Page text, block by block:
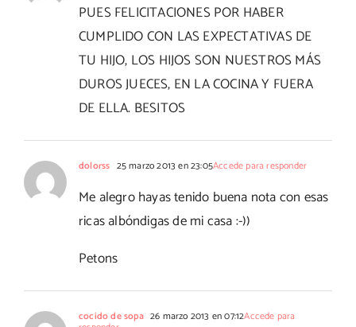
PUES FELICITACIONES POR HABER
CUMPLIDO CON LAS EXPECTATIVAS DE
TU HIJO, LOS HIJOS SON NUESTROS MÁS
DUROS JUECES, EN LA COCINA Y FUERA
DE ELLA. BESITOS
dolorss 25 marzo 2013 en 23:05Accede para responder
Me alegro hayas tenido buena nota con esas
ricas albóndigas de mi casa :-))
Petons
cocido de sopa 26 marzo 2013 en 07:12Accede para